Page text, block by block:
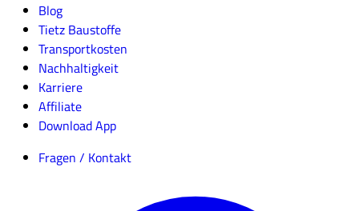
Blog
Tietz Baustoffe
Transportkosten
Nachhaltigkeit
Karriere
Affiliate
Download App
Fragen / Kontakt